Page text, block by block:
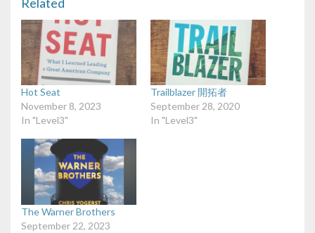
Hot Seat
November 8, 2023
In "Level3"
Trailblazer 開拓者
September 28, 2020
In "Level3"
The Warner Brothers
September 22, 2023